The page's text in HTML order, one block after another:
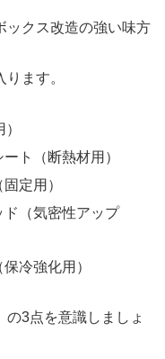
ックス改造の強い味方
ます。
ト（断熱材用）
定用）
（気密性アップ
冷強化用）
3点を意識しましょ